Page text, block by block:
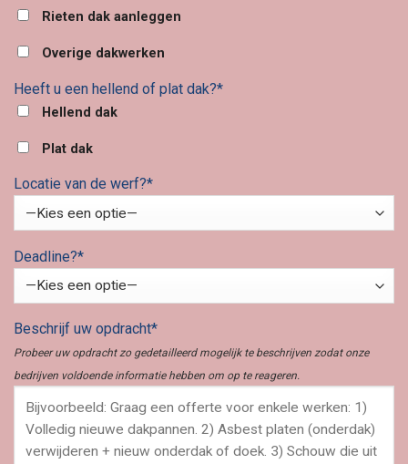
Rieten dak aanleggen
Overige dakwerken
Heeft u een hellend of plat dak?*
Hellend dak
Plat dak
Locatie van de werf?*
Deadline?*
Beschrijf uw opdracht*
Probeer uw opdracht zo gedetailleerd mogelijk te beschrijven zodat onze
bedrijven voldoende informatie hebben om op te reageren.